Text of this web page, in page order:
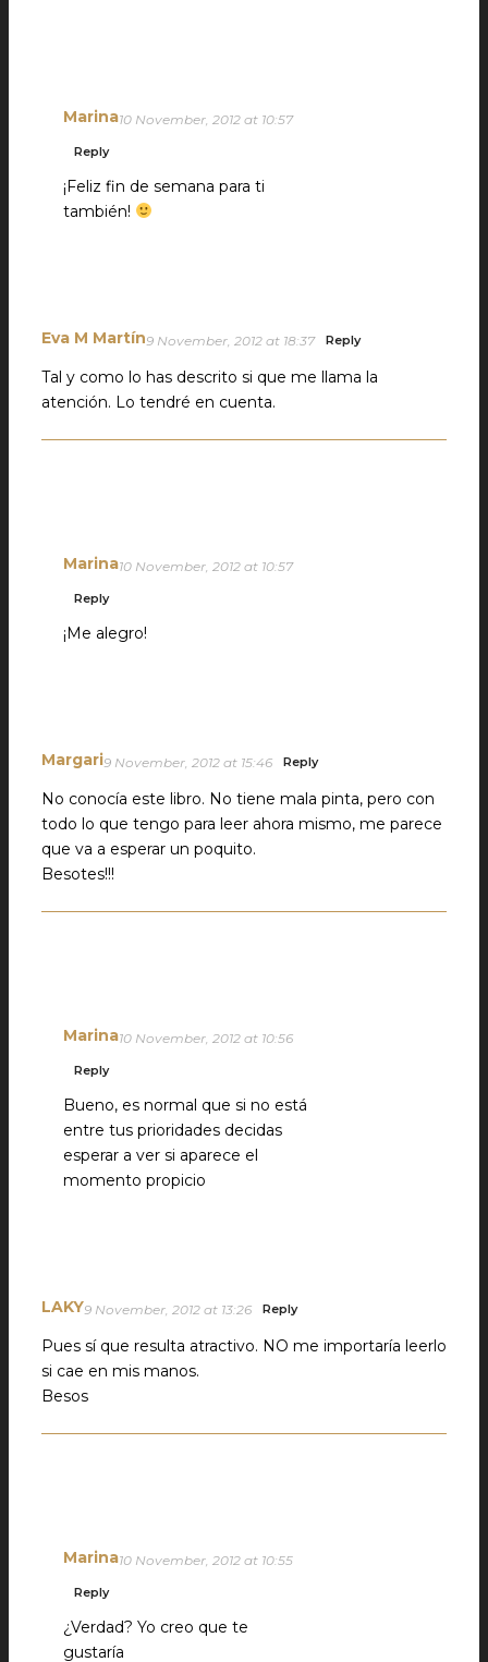
Marina10 November, 2012 at 10:57
Reply
¡Feliz fin de semana para ti
también!
Eva M Martín9 November, 2012 at 18:37 Reply
Tal y como lo has descrito si que me llama la
atención. Lo tendré en cuenta.
Marina10 November, 2012 at 10:57
Reply
¡Me alegro!
Margari9 November, 2012 at 15:46 Reply
No conocía este libro. No tiene mala pinta, pero con
todo lo que tengo para leer ahora mismo, me parece
que va a esperar un poquito.
Besotes!!!
Marina10 November, 2012 at 10:56
Reply
Bueno, es normal que si no está
entre tus prioridades decidas
esperar a ver si aparece el
momento propicio
LAKY9 November, 2012 at 13:26 Reply
Pues sí que resulta atractivo. NO me importaría leerlo
si cae en mis manos.
Besos
Marina10 November, 2012 at 10:55
Reply
¿Verdad? Yo creo que te
gustaría